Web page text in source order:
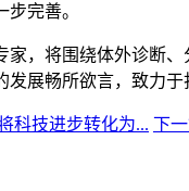
完善。
，将围绕体外诊断
展畅所欲言，致力
科技进步转化为... 下